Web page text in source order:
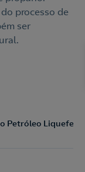
processo de
ser
Petróleo